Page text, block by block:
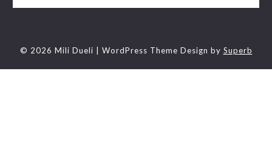
© 2026 Mili Dueli | WordPress Theme Design by Superb